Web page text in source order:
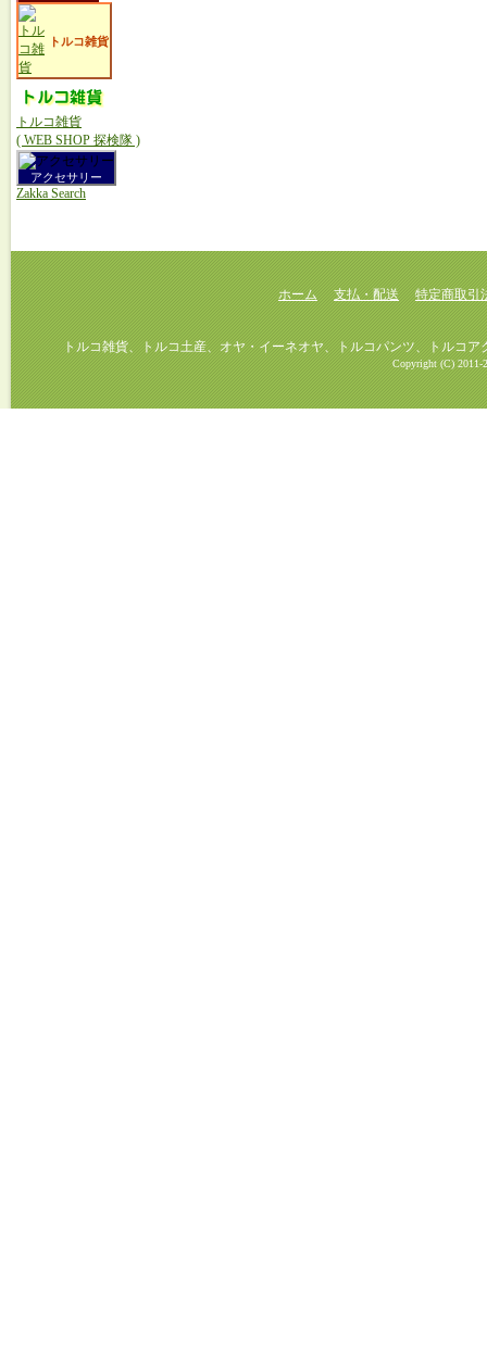
トルコ雑貨
トルコ雑貨
( WEB SHOP 探検隊 )
アクセサリー
Zakka Search
ホーム 支払・配送 特定商取引
トルコ雑貨、トルコ土産、オヤ・イーネオヤ、トルコパンツ、トルコアク
Copyright (C) 2011-